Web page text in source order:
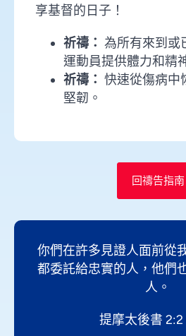
享基督的日子！
祈禱： 為所有來到或
運動員提供體力和精
祈禱： 快速從傷病中
堅韌。
回禱告指南
你們在許多見證人面前從
都委託給忠實的人，他們
人。
提摩太後書